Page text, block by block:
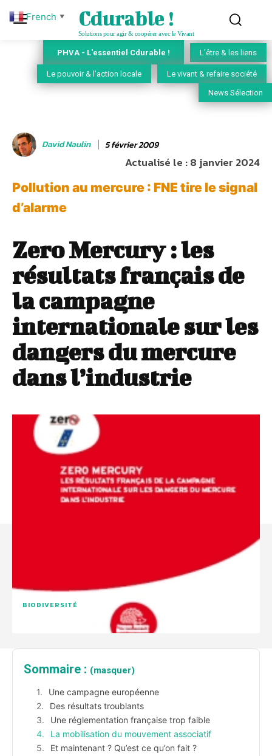
Cdurable !
Solutions pour agir & coopérer avec le Vivant
PHVA - L'essentiel Cdurable ! L'être & les liens
Le pouvoir & l'action locale Le vivant & refaire société
News Sélection
David Naulin 5 février 2009
Actualisé le :8 janvier 2024
Pollution au mercure : FNE tire le signal
d’alarme
Zero Mercury : les
résultats français de
la campagne
internationale sur les
dangers du mercure
dans l’industrie
BIODIVERSITÉ
Sommaire : (masquer)
Une campagne européenne
Des résultats troublants
Une réglementation française trop faible
La mobilisation du mouvement associatif
Et maintenant ? Qu’est ce qu’on fait ?
French ▼